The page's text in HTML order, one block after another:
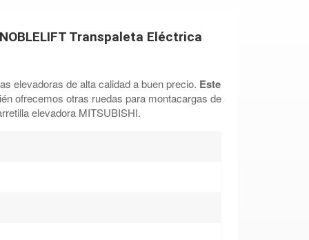
Transpaleta Eléctrica
elevadoras de alta calidad a buen precio. Este
ofrecemos otras ruedas para montacargas de
elevadora MITSUBISHI.